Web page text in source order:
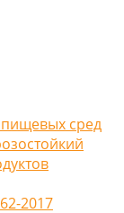
сред
2017